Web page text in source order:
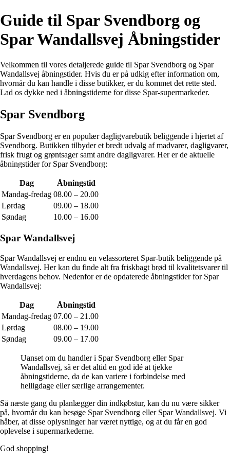
Guide til Spar Svendborg og
Spar Wandallsvej Åbningstider
Velkommen til vores detaljerede guide til Spar Svendborg og Spar
Wandallsvej åbningstider. Hvis du er på udkig efter information om,
hvornår du kan handle i disse butikker, er du kommet det rette sted.
Lad os dykke ned i åbningstiderne for disse Spar-supermarkeder.
Spar Svendborg
Spar Svendborg er en populær dagligvarebutik beliggende i hjertet af
Svendborg. Butikken tilbyder et bredt udvalg af madvarer, dagligvarer,
frisk frugt og grøntsager samt andre dagligvarer. Her er de aktuelle
åbningstider for Spar Svendborg:
Dag
Åbningstid
Mandag-fredag 08.00 – 20.00
Lørdag
09.00 – 18.00
Søndag
10.00 – 16.00
Spar Wandallsvej
Spar Wandallsvej er endnu en velassorteret Spar-butik beliggende på
Wandallsvej. Her kan du finde alt fra friskbagt brød til kvalitetsvarer til
hverdagens behov. Nedenfor er de opdaterede åbningstider for Spar
Wandallsvej:
Dag
Åbningstid
Mandag-fredag 07.00 – 21.00
Lørdag
08.00 – 19.00
Søndag
09.00 – 17.00
Uanset om du handler i Spar Svendborg eller Spar
Wandallsvej, så er det altid en god idé at tjekke
åbningstiderne, da de kan variere i forbindelse med
helligdage eller særlige arrangementer.
Så næste gang du planlægger din indkøbstur, kan du nu være sikker
på, hvornår du kan besøge Spar Svendborg eller Spar Wandallsvej. Vi
håber, at disse oplysninger har været nyttige, og at du får en god
oplevelse i supermarkederne.
God shopping!